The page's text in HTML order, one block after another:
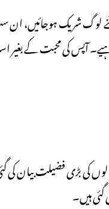
لوگ شریک ہوجائیں،
آپس کی محبت کے بغیر
کی بڑی فضیلت بیان
ہیں۔